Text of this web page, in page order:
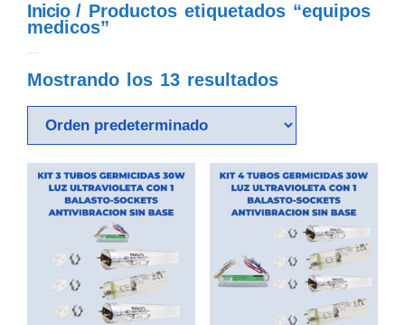
Inicio/ Productos etiquetados “equipos
medicos”
Mostrando los 13 resultados